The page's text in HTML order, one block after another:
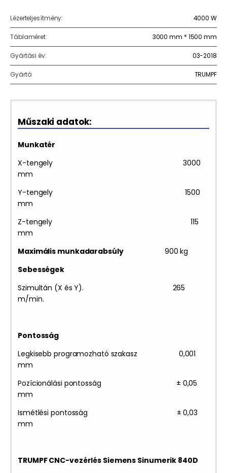
Lézerteljesítmény: 4000 W
Táblaméret: 3000 mm * 1500 mm
Gyártási év: 03-2018
Gyártó: TRUMPF
Műszaki adatok:
Munkatér
X-tengely 3000
mm
Y-tengely 1500
mm
Z-tengely 115
mm
Maximális munkadarabsúly 900 kg
Sebességek
Szimultán (X és Y). 265
m/min.
Pontosság
Legkisebb programozható szakasz 0,001
mm
Pozícionálási pontosság ± 0,05
mm
Ismétlési pontosság ± 0,03
mm
TRUMPF CNC-vezérlés Siemens Sinumerik 840D